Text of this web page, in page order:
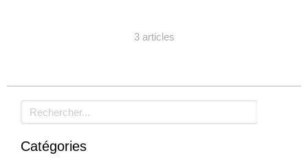
3 articles
Rechercher
Catégories